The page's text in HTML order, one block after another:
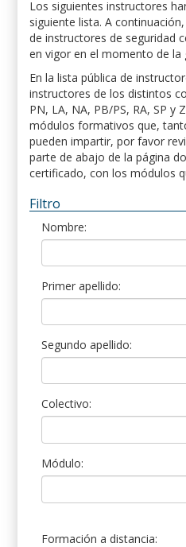
Los siguientes instructores
siguiente lista. A
de instructores de seguridad
en vigor en el momento de la
En la lista pública de
instructores de los distintos
PN, LA, NA, PB/PS, RA, SP y
módulos formativos que,
pueden impartir, por favor
parte de abajo de la página
certificado, con los módulos
Filtro
Nombre:
Primer apellido:
Segundo apellido:
Colectivo:
Módulo:
Formación a distancia: